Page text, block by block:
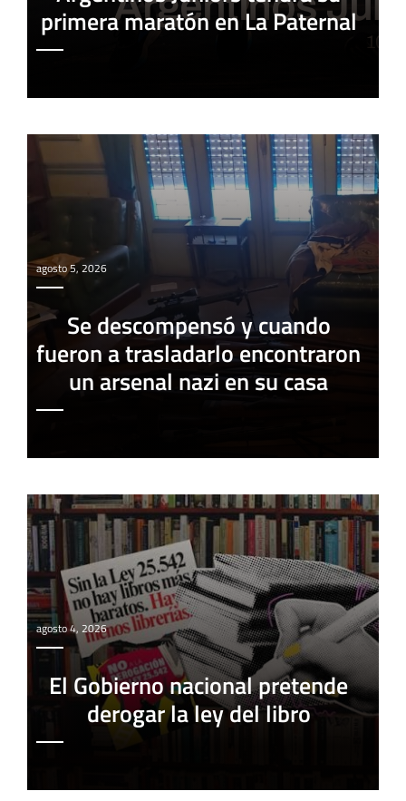
primera maratón en La Paternal
agosto 5, 2026
Se descompensó y cuando
fueron a trasladarlo encontraron
un arsenal nazi en su casa
agosto 4, 2026
El Gobierno nacional pretende
derogar la ley del libro